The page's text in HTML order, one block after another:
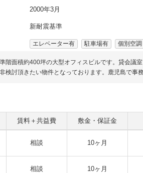
2000年3月
新耐震基準
エレベーター有 駐車場有 個別空調
階面積約400坪の大型オフィスビルです。貸会議
検討頂きたい物件となっております。鹿児島で事
賃料＋共益費 敷金・保証金
相談 10ヶ月
相談 10ヶ月